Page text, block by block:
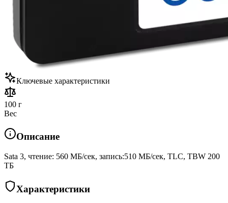
Ключевые характеристики
100 г
Вес
Описание
Sata 3, чтение: 560 МБ/сек, запись:510 МБ/сек, TLC, TBW 200
ТБ
Характеристики